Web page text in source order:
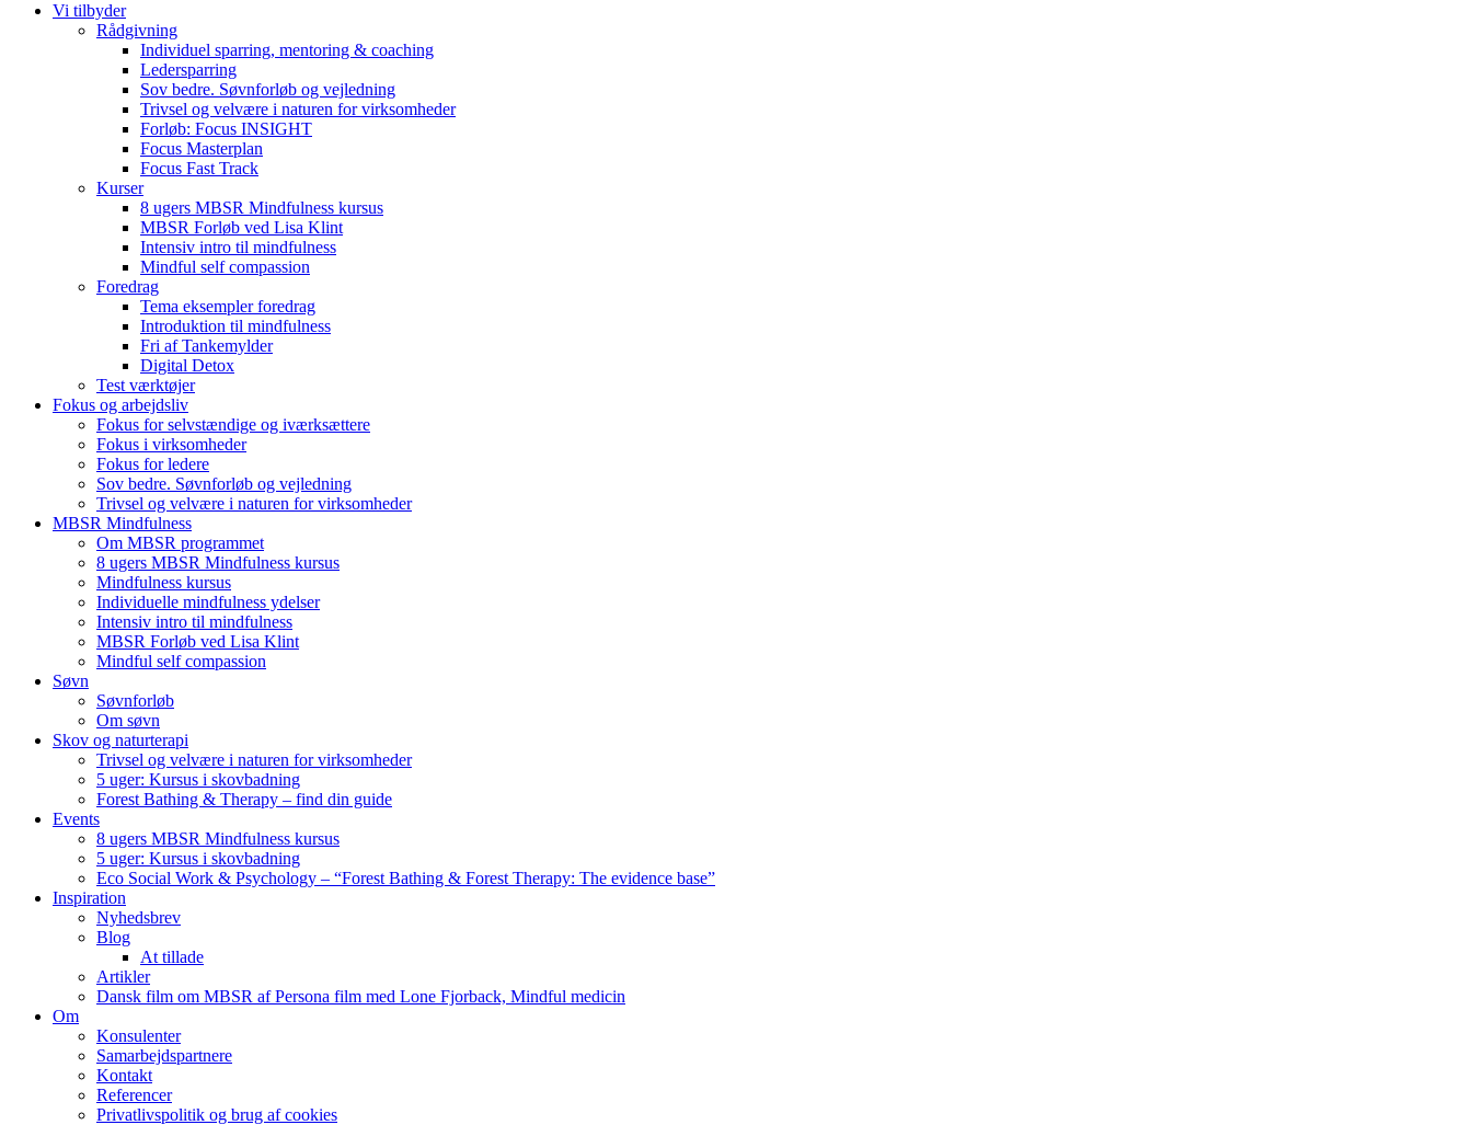
Vi tilbyder
Rådgivning
Individuel sparring, mentoring & coaching
Ledersparring
Sov bedre. Søvnforløb og vejledning
Trivsel og velvære i naturen for virksomheder
Forløb: Focus INSIGHT
Focus Masterplan
Focus Fast Track
Kurser
8 ugers MBSR Mindfulness kursus
MBSR Forløb ved Lisa Klint
Intensiv intro til mindfulness
Mindful self compassion
Foredrag
Tema eksempler foredrag
Introduktion til mindfulness
Fri af Tankemylder
Digital Detox
Test værktøjer
Fokus og arbejdsliv
Fokus for selvstændige og iværksættere
Fokus i virksomheder
Fokus for ledere
Sov bedre. Søvnforløb og vejledning
Trivsel og velvære i naturen for virksomheder
MBSR Mindfulness
Om MBSR programmet
8 ugers MBSR Mindfulness kursus
Mindfulness kursus
Individuelle mindfulness ydelser
Intensiv intro til mindfulness
MBSR Forløb ved Lisa Klint
Mindful self compassion
Søvn
Søvnforløb
Om søvn
Skov og naturterapi
Trivsel og velvære i naturen for virksomheder
5 uger: Kursus i skovbadning
Forest Bathing & Therapy – find din guide
Events
8 ugers MBSR Mindfulness kursus
5 uger: Kursus i skovbadning
Eco Social Work & Psychology – “Forest Bathing & Forest Therapy: The evidence base”
Inspiration
Nyhedsbrev
Blog
At tillade
Artikler
Dansk film om MBSR af Persona film med Lone Fjorback, Mindful medicin
Om
Konsulenter
Samarbejdspartnere
Kontakt
Referencer
Privatlivspolitik og brug af cookies